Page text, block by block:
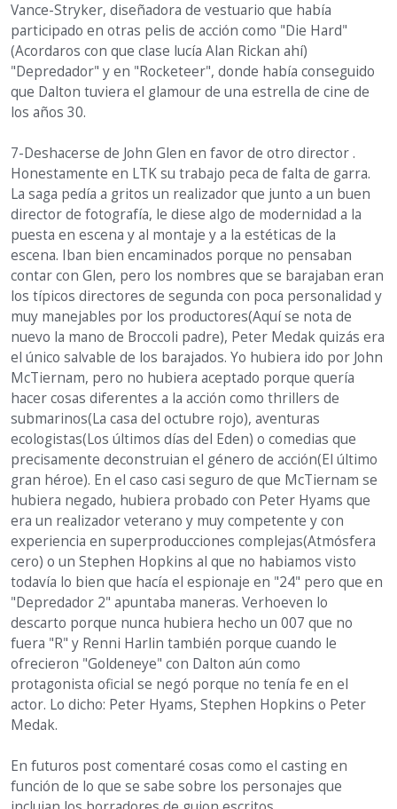
Vance-Stryker, diseñadora de vestuario que había
participado en otras pelis de acción como "Die Hard"
(Acordaros con que clase lucía Alan Rickan ahí)
"Depredador" y en "Rocketeer", donde había conseguido
que Dalton tuviera el glamour de una estrella de cine de
los años 30.
7-Deshacerse de John Glen en favor de otro director .
Honestamente en LTK su trabajo peca de falta de garra.
La saga pedía a gritos un realizador que junto a un buen
director de fotografía, le diese algo de modernidad a la
puesta en escena y al montaje y a la estéticas de la
escena. Iban bien encaminados porque no pensaban
contar con Glen, pero los nombres que se barajaban eran
los típicos directores de segunda con poca personalidad y
muy manejables por los productores(Aquí se nota de
nuevo la mano de Broccoli padre), Peter Medak quizás era
el único salvable de los barajados. Yo hubiera ido por John
McTiernam, pero no hubiera aceptado porque quería
hacer cosas diferentes a la acción como thrillers de
submarinos(La casa del octubre rojo), aventuras
ecologistas(Los últimos días del Eden) o comedias que
precisamente deconstruian el género de acción(El último
gran héroe). En el caso casi seguro de que McTiernam se
hubiera negado, hubiera probado con Peter Hyams que
era un realizador veterano y muy competente y con
experiencia en superproducciones complejas(Atmósfera
cero) o un Stephen Hopkins al que no habiamos visto
todavía lo bien que hacía el espionaje en "24" pero que en
"Depredador 2" apuntaba maneras. Verhoeven lo
descarto porque nunca hubiera hecho un 007 que no
fuera "R" y Renni Harlin también porque cuando le
ofrecieron "Goldeneye" con Dalton aún como
protagonista oficial se negó porque no tenía fe en el
actor. Lo dicho: Peter Hyams, Stephen Hopkins o Peter
Medak.
En futuros post comentaré cosas como el casting en
función de lo que se sabe sobre los personajes que